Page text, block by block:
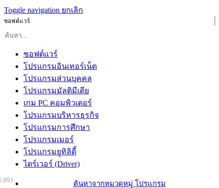
Toggle navigation ยกเลิก
ซอฟต์แวร์
ซอฟต์แวร์
โปรแกรมอินเทอร์เน็ต
โปรแกรมส่วนบุคคล
โปรแกรมมัลติมีเดีย
เกม PC คอมพิวเตอร์
โปรแกรมบริหารธุรกิจ
โปรแกรมการศึกษา
โปรแกรมเมอร์
โปรแกรมยูทิลิตี้
ไดร์เวอร์ (Driver)
ค้นหาจากหมวดหมู่ โปรแกรม